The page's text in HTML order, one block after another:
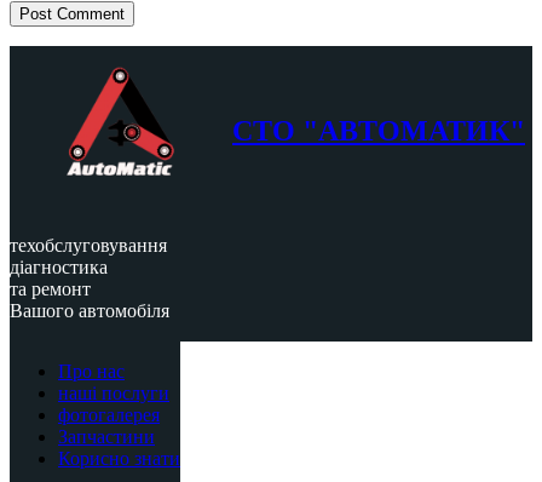
СТО "АВТОМАТИК"
техобслуговування
діагностика
та ремонт
Вашого автомобіля
Про нас
наші послуги
фотогалерея
Запчастини
Корисно знати